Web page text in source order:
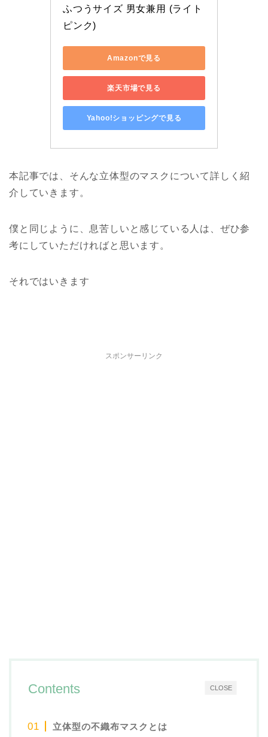
ふつうサイズ 男女兼用 (ライト
ピンク)
Amazonで見る
楽天市場で見る
Yahoo!ショッピングで見る
本記事では、そんな立体型のマスクについて詳しく紹
介していきます。
僕と同じように、息苦しいと感じている人は、ぜひ参
考にしていただければと思います。
それではいきます
スポンサーリンク
CLOSE
Contents
立体型の不織布マスクとは